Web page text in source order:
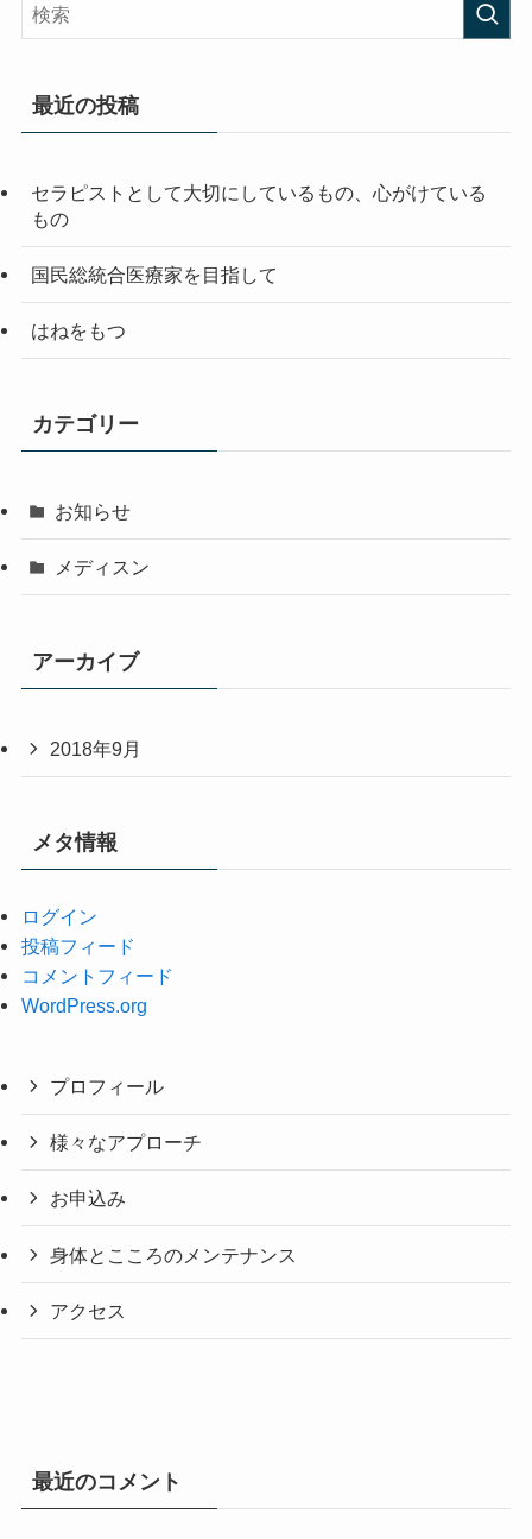
最近の投稿
セラピストとして大切にしているもの、心がけている
もの
国民総統合医療家を目指して
はねをもつ
カテゴリー
お知らせ
メディスン
アーカイブ
2018年9月
メタ情報
ログイン
投稿フィード
コメントフィード
WordPress.org
プロフィール
様々なアプローチ
お申込み
身体とこころのメンテナンス
アクセス
最近のコメント